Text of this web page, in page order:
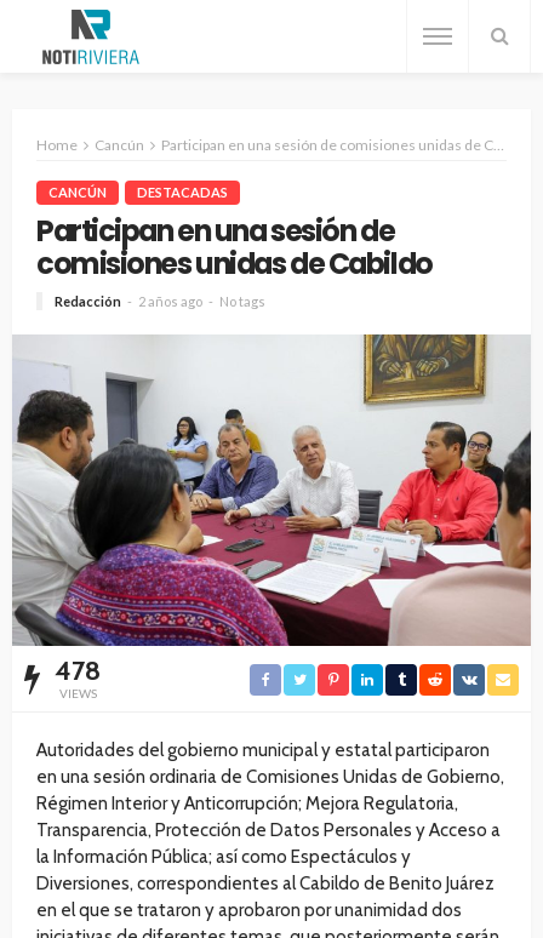
Home Cancún Participan en una sesión de comisiones unidas de Cabildo
CANCÚN DESTACADAS
Participan en una sesión de
comisiones unidas de Cabildo
Redacción 2 años ago No tags
478
VIEWS
Autoridades del gobierno municipal y estatal participaron
en una sesión ordinaria de Comisiones Unidas de Gobierno,
Régimen Interior y Anticorrupción; Mejora Regulatoria,
Transparencia, Protección de Datos Personales y Acceso a
la Información Pública; así como Espectáculos y
Diversiones, correspondientes al Cabildo de Benito Juárez
en el que se trataron y aprobaron por unanimidad dos